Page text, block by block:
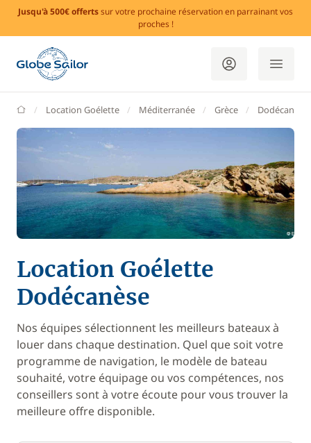
Jusqu'à 500€ offertssur votre prochaine réservation en parrainant vos
proches !
GlobeSailor
Location Goélette Méditerranée Grèce Dodécanèse
Location Goélette
Dodécanèse
Nos équipes sélectionnent les meilleurs bateaux à
louer dans chaque destination. Quel que soit votre
programme de navigation, le modèle de bateau
souhaité, votre équipage ou vos compétences, nos
conseillers sont à votre écoute pour vous trouver la
meilleure offre disponible.